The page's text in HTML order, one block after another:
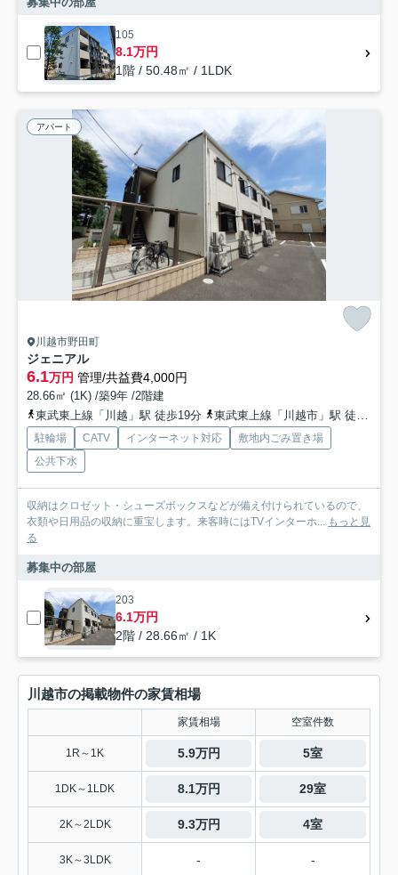
105
8.1万円
1階 / 50.48㎡ / 1LDK
アパート
川越市野田町
ジェニアル
6.1万円 管理/共益費4,000円
28.66㎡ (1K) /築9年 /2階建
東武東上線「川越」駅 徒歩19分
東武東上線「川越市」駅 徒歩21分
駐輪場 CATV インターネット対応
敷地内ごみ置き場
公共下水
収納はクロゼット・シューズボックスなどが備え付けられているので、
衣類や日用品の収納に重宝します。来客時にはTVインターホ...
もっと見
る
募集中の部屋
203
6.1万円
2階 / 28.66㎡ / 1K
川越市の掲載物件の家賃相場
家賃相場 空室件数
1R～1K 5.9万円 5室
1DK～1LDK 8.1万円 29室
2K～2LDK 9.3万円 4室
3K～3LDK - -